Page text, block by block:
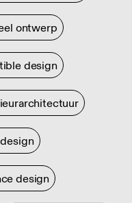
ontwerp
design
design